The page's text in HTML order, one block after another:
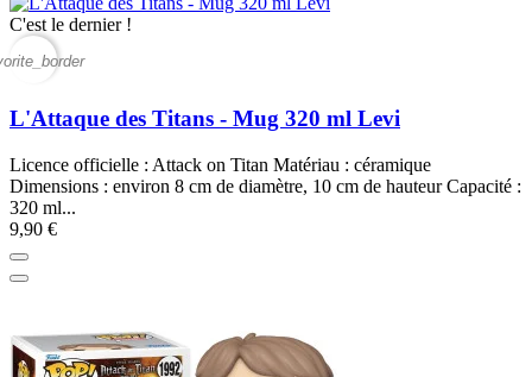
C'est le dernier !
L'Attaque des Titans - Mug 320 ml Levi
Licence officielle : Attack on Titan Matériau : céramique
Dimensions : environ 8 cm de diamètre, 10 cm de hauteur Capacité :
320 ml...
9,90 €